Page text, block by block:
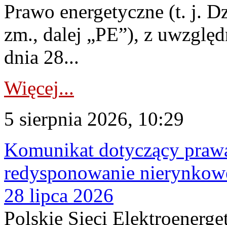
Prawo energetyczne (t. j.
zm., dalej „PE”), z
dnia 28...
Więcej...
5 sierpnia 2026, 10:29
Komunikat dotyczący
redysponowanie
28 lipca 2026
Polskie Sieci